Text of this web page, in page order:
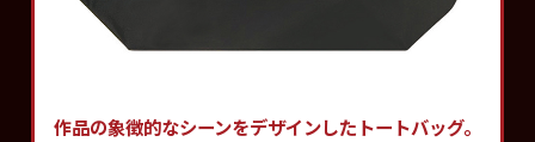
作品の象徴的なシーンをデザインした トートバッグ。